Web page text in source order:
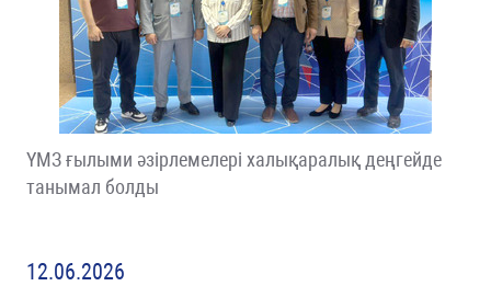
ҮМЗ ғылыми әзірлемелері халықаралық деңгейде
танымал болды
12.06.2026